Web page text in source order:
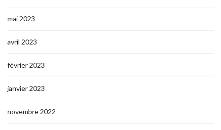
mai 2023
avril 2023
février 2023
janvier 2023
novembre 2022